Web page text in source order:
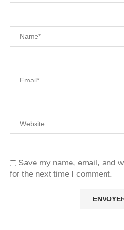
Save my name, email, and
for the next time I comment.